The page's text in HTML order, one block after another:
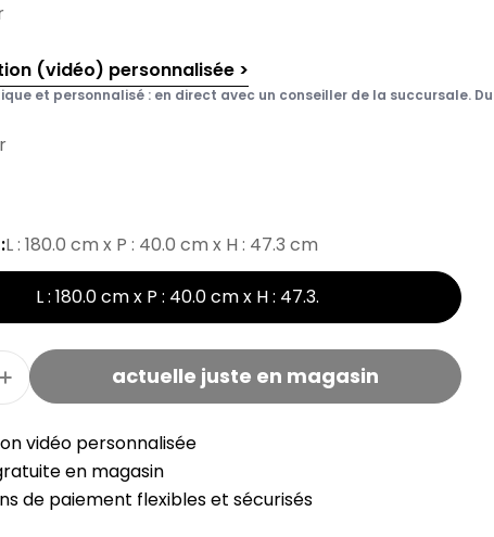
(vidéo) personnalisée >
et personnalisé : en direct avec un conseiller de la succursale. Du
L : 180.0 cm x P : 40.0 cm x H : 47.3 cm
L : 180.0 cm x P : 40.0 cm x H : 47.3.
la quantité pour le meuble bas ILVI
Augmenter la quantité pour le meuble bas ILVI
actuelle juste en magasin
vidéo personnalisée
en magasin
de paiement flexibles et sécurisés